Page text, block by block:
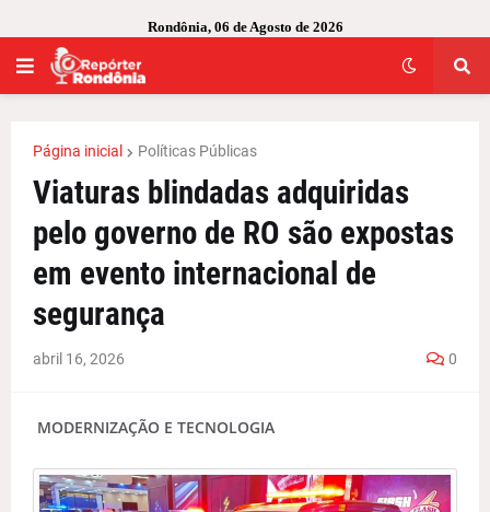
Rondônia, 06 de Agosto de 2026
Página inicial Políticas Públicas
Viaturas blindadas adquiridas
pelo governo de RO são expostas
em evento internacional de
segurança
abril 16, 2026 0
MODERNIZAÇÃO E TECNOLOGIA